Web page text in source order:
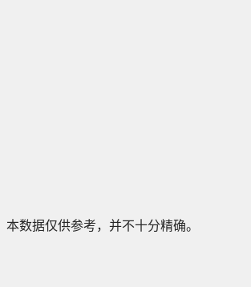
本数据仅供参考，并不十分精确。